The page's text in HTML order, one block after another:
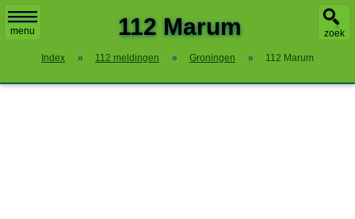
menu zoek
112 Marum
Index » 112 meldingen » Groningen » 112 Marum